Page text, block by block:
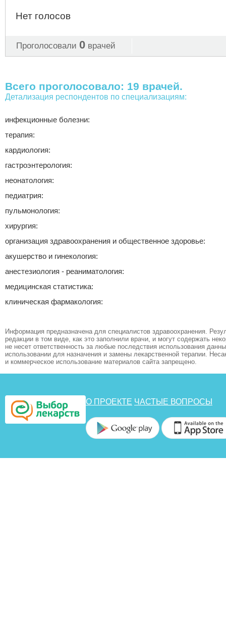
Нет голосов
Проголосовали 0 врачей
Всего проголосовало: 19 врачей.
Детализация респондентов по специализациям:
инфекционные болезни:
терапия:
кардиология:
гастроэнтерология:
неонатология:
педиатрия:
пульмонология:
хирургия:
организация здравоохранения и общественное здоровье:
акушерство и гинекология:
анестезиология - реаниматология:
медицинская статистика:
клиническая фармакология:
Информация предназначена для специалистов здравоохранения.
редакции в том виде, как это заполнили врачи, и могут содержать
не несет ответственность за любые последствия использования
использовании для назначения и замены лекарственной терапии.
и коммерческое использование материалов сайта запрещено.
О ПРОЕКТЕ ЧАСТЫЕ ВОПРОСЫ